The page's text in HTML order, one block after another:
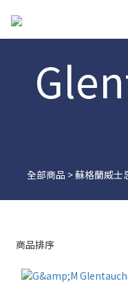
全部商品 >蘇格蘭威士
商品排序